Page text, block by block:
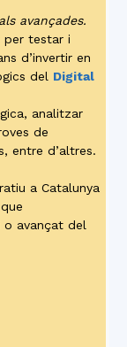
avançades.
per testar i
d’invertir en
del Digital
analitzar
de
entre d’altres.
a Catalunya
o avançat del